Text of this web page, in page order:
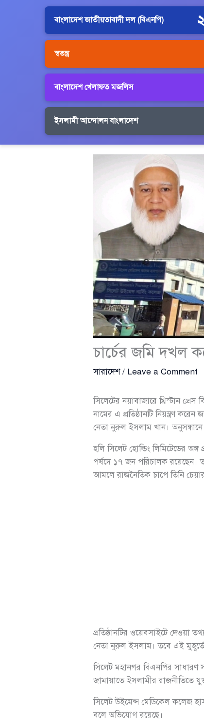
বাংলাদেশ জাতীয়তাবাদী দল (বিএনপি)
স্বতন্ত্র
বাংলাদেশ খেলাফত মজলিস
ইসলামী আন্দোলন বাংলাদেশ
চা‌র্চের জ‌মি‌ দখল
সারাদেশ/ Leave a Comment
সি‌লে‌টের নয়াবাজা‌রে খ্রিস্টান
নামের এ প্রতিষ্ঠান‌টি‌ নিয়ন্ত্রণ
নেতা নুরুল ইসলাম খান।
হ‌লি সি‌লেট হো‌ল্ডিং লি‌মি‌টেডের
প‌র্ষদে ১৭ জন প‌রিচালক র‌য়ে‌ছেন।
আমলে রাজনৈতিক চাপে তিনি
প্রতিষ্ঠান‌টির ও‌য়েবসাই‌টে দেওয়া
নেতা নুরুল ইসলাম। ত‌বে এই
সি‌লেট মহানগর বিএন‌পির
জামায়া‌তে ইসলামীর রাজনী‌তি‌তে
সি‌লেট উই‌মেন্স মে‌ডি‌কেল ক‌লেজ
ব‌লে অ‌ভি‌যোগ র‌য়ে‌ছে।